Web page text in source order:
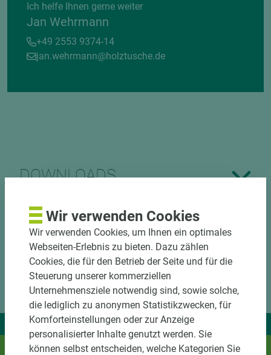
Ich helfe Ihnen gerne weiter
Jan Wehrmann
+49 2553 9374-14
jan.wehrmann@holztusche.de
DOWNLOADS
Wir liefern Ideen.
Und das passende Holz dazu.
Wir verwenden Cookies
Wir verwenden Cookies, um Ihnen ein optimales
Webseiten-Erlebnis zu bieten. Dazu zählen
Cookies, die für den Betrieb der Seite und für die
Steuerung unserer kommerziellen
Unternehmensziele notwendig sind, sowie solche,
die lediglich zu anonymen Statistikzwecken, für
Komforteinstellungen oder zur Anzeige
personalisierter Inhalte genutzt werden. Sie
können selbst entscheiden, welche Kategorien Sie